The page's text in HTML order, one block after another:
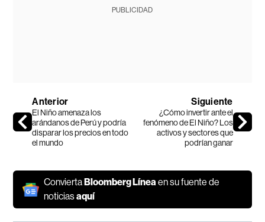
PUBLICIDAD
Anterior
El Niño amenaza los
arándanos de Perú y podría
disparar los precios en todo
el mundo
Siguiente
¿Cómo invertir ante el
fenómeno de El Niño? Los
activos y sectores que
podrían ganar
Convierta Bloomberg Líneaen su fuente de
noticiasaquí